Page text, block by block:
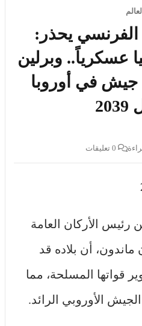
العالم
الفرنسي يحذر:
عسكرياً.. وبرلين
في أوروبا
رئيس الأركان العامة
ماندون، أن بلاده قد
قواتها المسلحة، مما
الأوروبي الرائد.